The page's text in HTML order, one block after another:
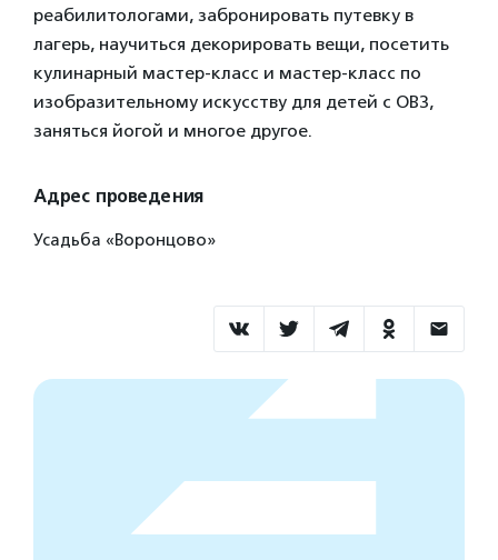
реабилитологами, забронировать путевку в
лагерь, научиться декорировать вещи, посетить
кулинарный мастер-класс и мастер-класс по
изобразительному искусству для детей с ОВЗ,
заняться йогой и многое другое.
Адрес проведения
Усадьба «Воронцово»